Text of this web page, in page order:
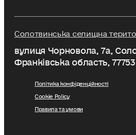
Солотвинська селищна
вулиця Чорновола, 7a,
Франківська область, 77753
Політика конфіденційності
Cookie Policy
Правила та умови